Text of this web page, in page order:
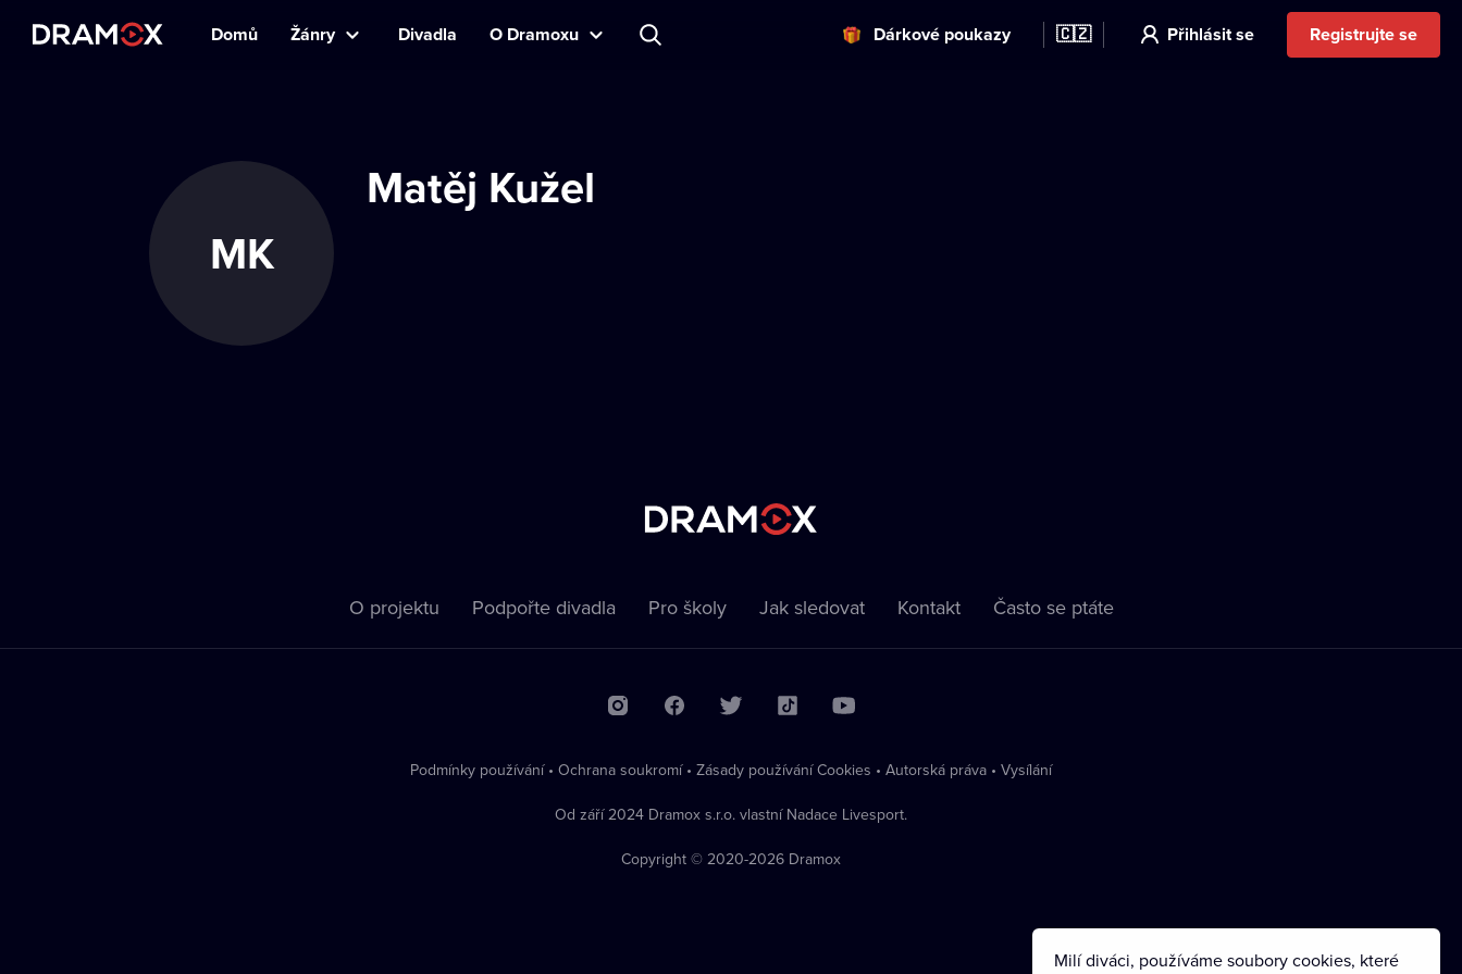
Domů Žánry Divadla O Dramoxu Dárkové poukazy 🇨🇿 Přihlásit se Registrujte se
MK
Matěj Kužel
O projektu Podpořte divadla Pro školy Jak sledovat Kontakt Často se ptáte
Podmínky používání • Ochrana soukromí • Zásady používání Cookies • Autorská práva • Vysílání
Od září 2024 Dramox s.r.o. vlastní Nadace Livesport.
Copyright © 2020-2026 Dramox
Milí diváci, používáme soubory cookies, které